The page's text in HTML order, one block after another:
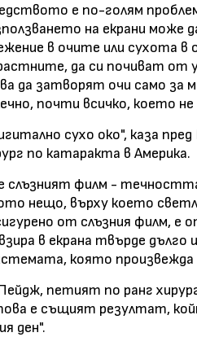
е по-голям
на екрани може
в очите или сухота
да си почиват от
да затворят очи само за
почти всичко, което
сухо око", каза
по катаракта в Америка.
слъзният филм -
нещо, върху което
от слъзния филм, е
в екрана твърде дълго
която произвежда
петият по ранг
е същият резултат,
ден".